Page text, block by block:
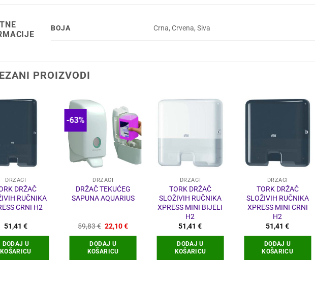
BOJA Crna, Crvena, Siva
PROIZVODI
DRŽAČI
DRŽAČ
RUČNIKA
CRNI H2
51,41 €
DODAJ U
KOŠARICU
-63%
DRŽAČI
DRŽAČ TEKUĆEG
SAPUNA AQUARIUS
59,83€ Izvorna
bila
je:
59,83 €.
22,10€Trenutna
DODAJ U
KOŠARICU
DRŽAČI
TORK DRŽAČ
SLOŽIVIH RUČNIKA
XPRESS MINI BIJELI
H2
51,41€
DODAJ U
KOŠARICU
DRŽAČI
TORK DRŽAČ
SLOŽIVIH RUČNIKA
XPRESS MINI CRNI
H2
51,41€
DODAJ U
KOŠARICU